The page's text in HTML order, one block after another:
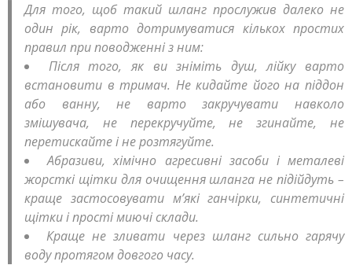
Для того, щоб такий шланг прослужив далеко не
один рік, варто дотримуватися кількох простих
правил при поводженні з ним:
Після того, як ви зніміть душ, лійку варто
встановити в тримач. Не кидайте його на піддон
або ванну, не варто закручувати навколо
змішувача, не перекручуйте, не згинайте, не
перетискайте і не розтягуйте.
Абразиви, хімічно агресивні засоби і металеві
жорсткі щітки для очищення шланга не підійдуть –
краще застосовувати м’які ганчірки, синтетичні
щітки і прості миючі склади.
Краще не зливати через шланг сильно гарячу
воду протягом довгого часу.